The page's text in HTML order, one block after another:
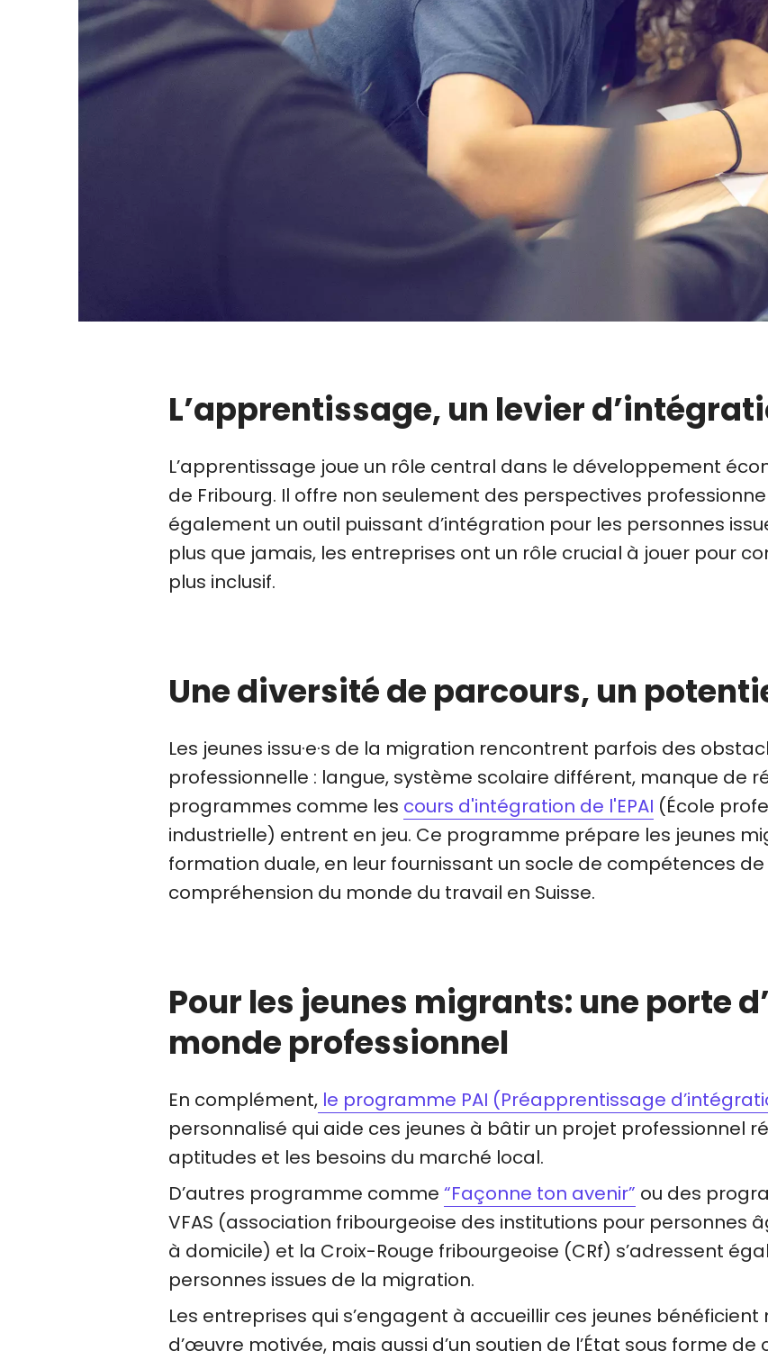
L’apprentissage, un levier
L’apprentissage joue un rôle central dans le développement
de Fribourg. Il offre non seulement des perspectives
également un outil puissant d’intégration pour les personnes
plus que jamais, les entreprises ont un rôle crucial à jouer pour
plus inclusif.
Une diversité de parcours, un
Les jeunes issu·e·s de la migration rencontrent parfois des
professionnelle : langue, système scolaire différent, manque de
programmes comme les cours d'intégration de l'EPAI (École
industrielle) entrent en jeu. Ce programme prépare les jeunes
formation duale, en leur fournissant un socle de compétences
compréhension du monde du travail en Suisse.
Pour les jeunes migrants: une porte
monde professionnel
En complément,le programme PAI (Préapprentissage
personnalisé qui aide ces jeunes à bâtir un projet professionnel
aptitudes et les besoins du marché local.
D’autres programme comme “Façonne ton avenir” ou des
VFAS (association fribourgeoise des institutions pour personnes
à domicile) et la Croix-Rouge fribourgeoise (CRf) s’adressent
personnes issues de la migration.
Les entreprises qui s’engagent à accueillir ces jeunes
d’œuvre motivée, mais aussi d’un soutien de l’État sous forme de